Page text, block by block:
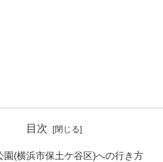
目次
園(横浜市保土ケ谷区)への行き方